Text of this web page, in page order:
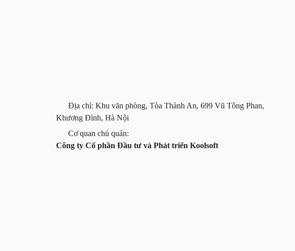
Địa chỉ: Khu văn phòng, Tòa Thành An, 699 Vũ Tông Phan,
Khương Đình, Hà Nội
Cơ quan chủ quản:
Công ty Cổ phần Đầu tư và Phát triển Koolsoft